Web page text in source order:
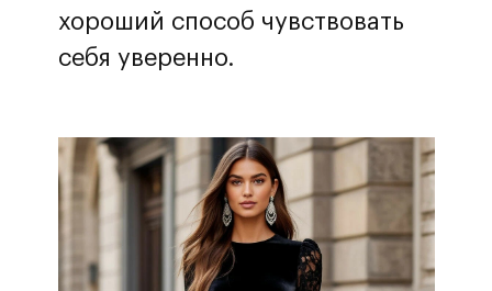
хороший способ чувствовать
себя уверенно.